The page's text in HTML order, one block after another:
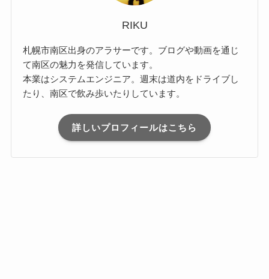
RIKU
札幌市南区出身のアラサーです。ブログや動画を通じ
て南区の魅力を発信しています。
本業はシステムエンジニア。週末は道内をドライブし
たり、南区で飲み歩いたりしています。
詳しいプロフィールはこちら